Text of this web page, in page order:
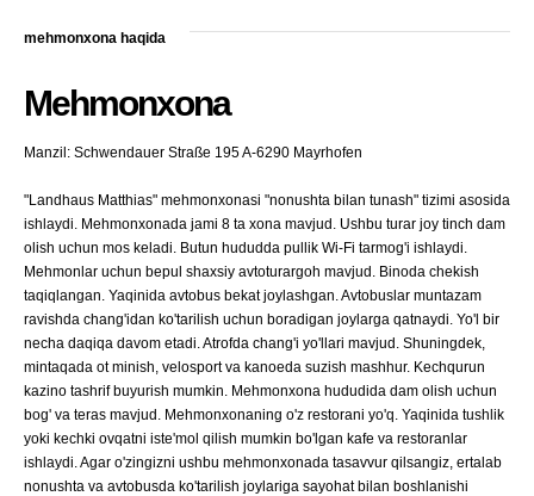
mehmonxona haqida
Mehmonxona
Manzil: Schwendauer Straße 195 A-6290 Mayrhofen
"Landhaus Matthias" mehmonxonasi "nonushta bilan tunash" tizimi asosida
ishlaydi. Mehmonxonada jami 8 ta xona mavjud. Ushbu turar joy tinch dam
olish uchun mos keladi. Butun hududda pullik Wi-Fi tarmog'i ishlaydi.
Mehmonlar uchun bepul shaxsiy avtoturargoh mavjud. Binoda chekish
taqiqlangan. Yaqinida avtobus bekat joylashgan. Avtobuslar muntazam
ravishda chang'idan ko'tarilish uchun boradigan joylarga qatnaydi. Yo'l bir
necha daqiqa davom etadi. Atrofda chang'i yo'llari mavjud. Shuningdek,
mintaqada ot minish, velosport va kanoeda suzish mashhur. Kechqurun
kazino tashrif buyurish mumkin. Mehmonxona hududida dam olish uchun
bog' va teras mavjud. Mehmonxonaning o'z restorani yo'q. Yaqinida tushlik
yoki kechki ovqatni iste'mol qilish mumkin bo'lgan kafe va restoranlar
ishlaydi. Agar o'zingizni ushbu mehmonxonada tasavvur qilsangiz, ertalab
nonushta va avtobusda ko'tarilish joylariga sayohat bilan boshlanishi